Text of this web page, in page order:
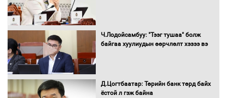
салбарын бодлого, хууль тогтоомжид
тусган бодит шийдэлд хүргэхийн
Засгийн газраас хөнгөлөлттэй зээлээр
Ч.Лодойсамбуу: "Тээг тушаа" болж
байгаа хуулиудын өөрчлөлт хэзээ вэ
Д.Цогтбаатар: Төрийн банк төрд байх
ёстой л гэж байна